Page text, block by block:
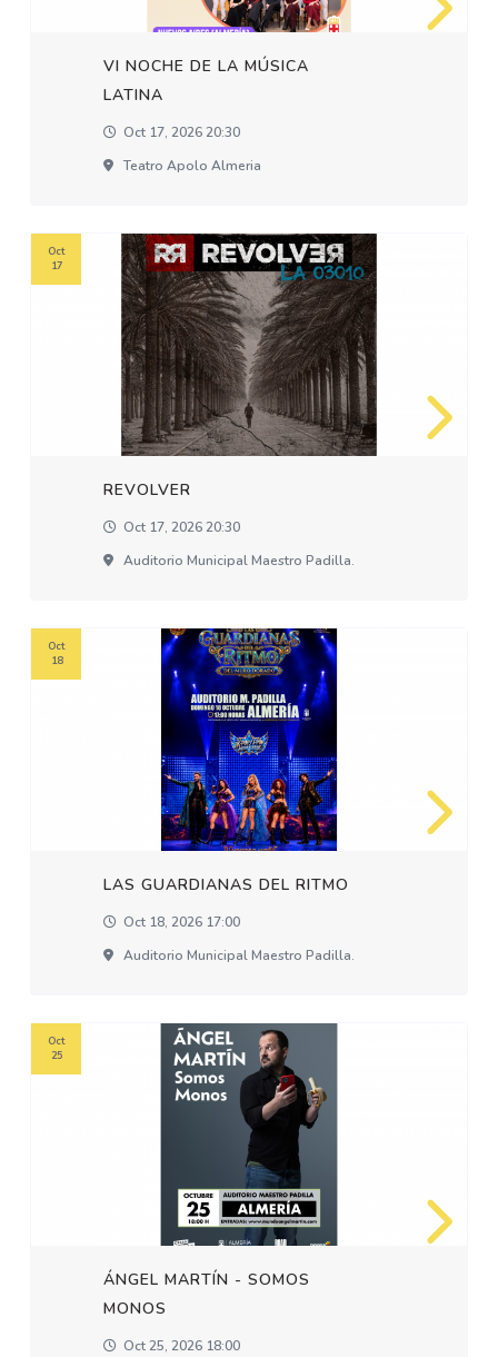
VI NOCHE DE LA MÚSICA
LATINA
Oct 17, 2026 20:30
Teatro Apolo Almeria
REVOLVER
Oct 17, 2026 20:30
Auditorio Municipal Maestro Padilla.
Oct
17
LAS GUARDIANAS DEL RITMO
Oct 18, 2026 17:00
Auditorio Municipal Maestro Padilla.
Oct
18
ÁNGEL MARTÍN - SOMOS
MONOS
Oct 25, 2026 18:00
Oct
25